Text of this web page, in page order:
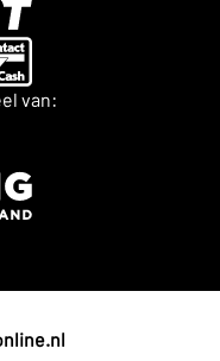
van: